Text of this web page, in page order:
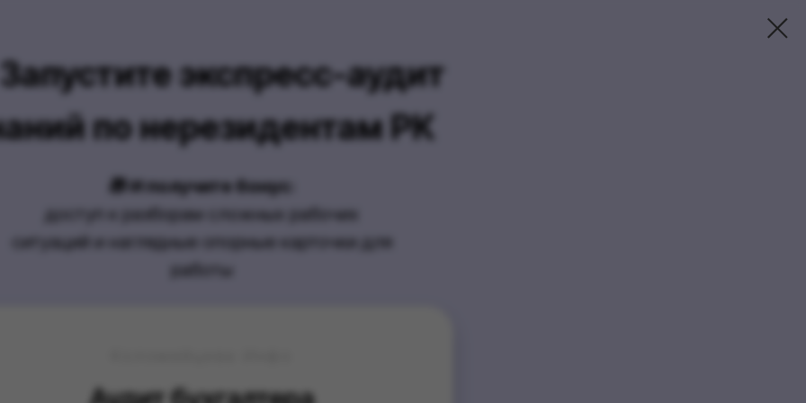
экспресс-аудит
по нерезидентам РК
🎁 И получите бонус:
доступ к разборам сложных рабочих
ситуаций и наглядные опорные карточки для
работы